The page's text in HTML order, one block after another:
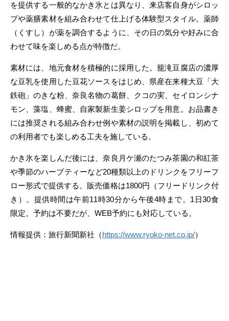
を提供する一般的なかき氷とは異なり、来店客自身がシロッ
プや薬膳素材を組み合わせて仕上げる体験型スタイル。薬師
（くすし）が薬を調合するように、その日の気分や好みに合
わせて味を楽しめる点が特徴だ。
素材には、地元食材を積極的に採用した。籠滝豆腐店の濃厚
な豆乳を使用した豆花ソースをはじめ、県産在来種大豆「大
鉄砲」のきな粉、奈良名物の葛餅、クコの実、セイロンシナ
モン、藻塩、蜂蜜、自家製新生姜シロップを用意。お品書き
には推奨される組み合わせ例や素材の説明を掲載し、初めて
の利用者でも楽しめる工夫を施している。
かき氷を楽しんだ後には、奈良月ケ瀬のたつみ茶園の和紅茶
や季節のハーブティーなど20種類以上のドリンクをフリーフ
ロー形式で提供する。販売価格は1800円（フリードリンク付
き）。提供時間は午前11時30分から午後4時まで。1日30食
限定。予約は不要だが、WEB予約にも対応している。
情報提供：旅行新聞新社（https://www.ryoko-net.co.jp/）